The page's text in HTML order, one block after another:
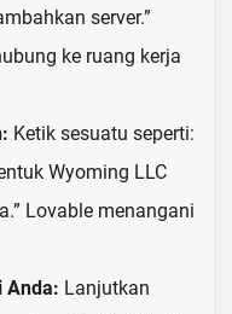
server.”
ke ruang kerja
Ketik sesuatu seperti:
Wyoming LLC
Lovable menangani
Anda: Lanjutkan